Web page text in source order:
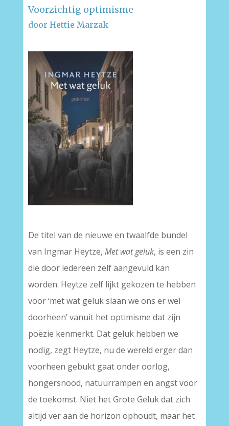
Voorzichtig optimisme
door Hettie Marzak
De titel van de nieuwe en twaalfde bundel
van Ingmar Heytze, Met wat geluk, is een zin
die door iedereen zelf aangevuld kan
worden. Heytze zelf lijkt gekozen te hebben
voor ‘met wat geluk slaan we ons er wel
doorheen’ vanuit het optimisme dat zijn
poëzie kenmerkt. Dat geluk hebben we
nodig, zegt Heytze, nu de wereld erger dan
voorheen gebukt gaat onder oorlog,
hongersnood, natuurrampen en angst voor
de toekomst. Niet het Grote Geluk dat zich
altijd ver aan de horizon ophoudt, maar het